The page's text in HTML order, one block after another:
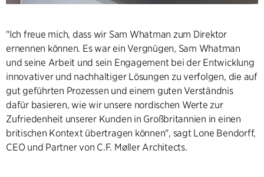
"Ich freue mich, dass wir Sam Whatman zum Direktor
ernennen können. Es war ein Vergnügen, Sam Whatman
und seine Arbeit und sein Engagement bei der Entwicklung
innovativer und nachhaltiger Lösungen zu verfolgen, die auf
gut geführten Prozessen und einem guten Verständnis
dafür basieren, wie wir unsere nordischen Werte zur
Zufriedenheit unserer Kunden in Großbritannien in einen
britischen Kontext übertragen können", sagt Lone Bendorff,
CEO und Partner von C.F. Møller Architects.